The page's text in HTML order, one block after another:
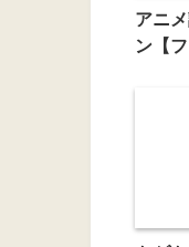
アニ
ン【